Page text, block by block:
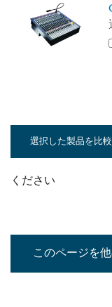
ください
このページを